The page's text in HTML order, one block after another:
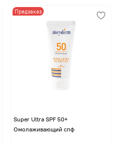
Предзаказ
Super Ultra SPF 50+
Омолаживающий спф